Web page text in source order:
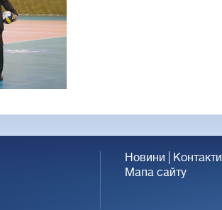
Новини
Контакти
Мапа сайту